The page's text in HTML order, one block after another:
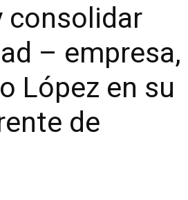
consolidar
– empresa,
López en su
de